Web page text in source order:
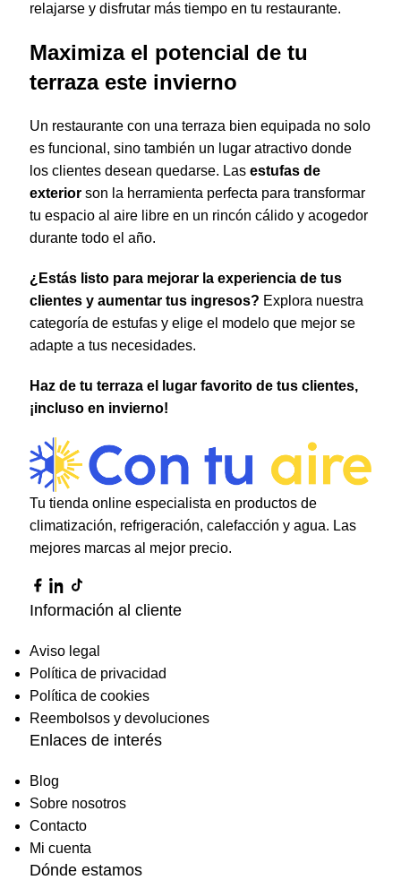
relajarse y disfrutar más tiempo en tu restaurante.
Maximiza el potencial de tu
terraza este invierno
Un restaurante con una terraza bien equipada no solo
es funcional, sino también un lugar atractivo donde
los clientes desean quedarse. Las estufas de
exterior son la herramienta perfecta para transformar
tu espacio al aire libre en un rincón cálido y acogedor
durante todo el año.
¿Estás listo para mejorar la experiencia de tus
clientes y aumentar tus ingresos? Explora nuestra
categoría de estufas y elige el modelo que mejor se
adapte a tus necesidades.
Haz de tu terraza el lugar favorito de tus clientes,
¡incluso en invierno!
Tu tienda online especialista en productos de
climatización, refrigeración, calefacción y agua. Las
mejores marcas al mejor precio.
Información al cliente
Aviso legal
Política de privacidad
Política de cookies
Reembolsos y devoluciones
Enlaces de interés
Blog
Sobre nosotros
Contacto
Mi cuenta
Dónde estamos